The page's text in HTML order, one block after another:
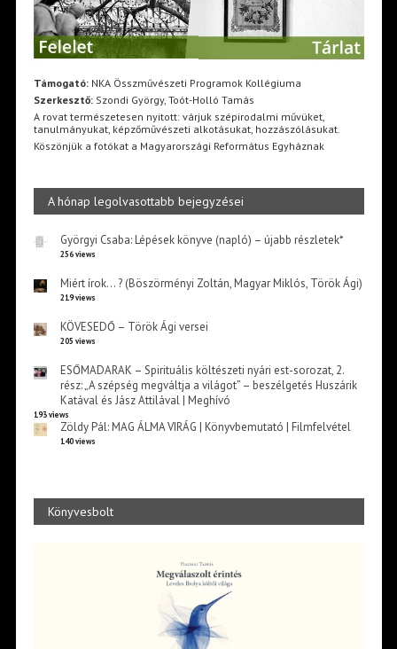
Támogató:NKA Összművészeti Programok Kollégiuma
Szerkesztő:Szondi György, Toót-Holló Tamás
A rovat természetesen nyitott: várjuk szépirodalmi művüket,
tanulmányukat, képzőművészeti alkotásukat, hozzászólásukat.
Köszönjük a fotókat a Magyarországi Református Egyháznak
A hónap legolvasottabb bejegyzései
Györgyi Csaba: Lépések könyve (napló) – újabb részletek*
256 views
Miért írok… ? (Böszörményi Zoltán, Magyar Miklós, Török Ági)
219 views
KÖVESEDŐ – Török Ági versei
205 views
ESŐMADARAK – Spirituális költészeti nyári est-sorozat, 2.
rész: „A szépség megváltja a világot” – beszélgetés Huszárik
Katával és Jász Attilával | Meghívó
193 views
Zöldy Pál: MAG ÁLMA VIRÁG | Könyvbemutató | Filmfelvétel
140 views
Könyvesbolt